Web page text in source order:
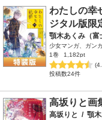
わたしの幸
ジタル版限
顎木あくみ（富
少女マンガ、ガン
1巻
1,182pt
投稿数24件
高坂りと画
高坂りと / 顎